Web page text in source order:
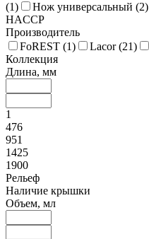
(1) Нож универсальный (2)
HACCP
Производитель
FoREST (1) Lacor (21)
Коллекция
Длина, мм
1
476
951
1425
1900
Рельеф
Наличие крышки
Объем, мл